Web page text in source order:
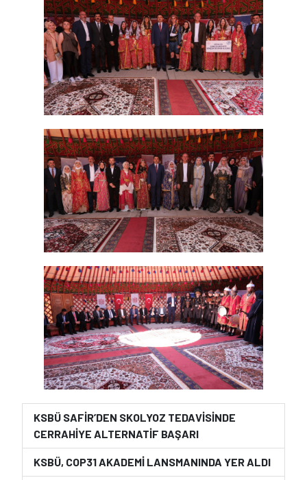
KSBÜ SAFİR’DEN SKOLYOZ TEDAVİSİNDE
CERRAHİYE ALTERNATİF BAŞARI
KSBÜ, COP31 AKADEMİ LANSMANINDA YER ALDI